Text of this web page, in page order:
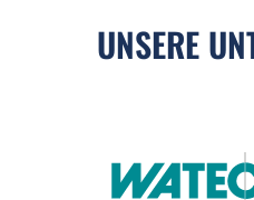
UNSERE